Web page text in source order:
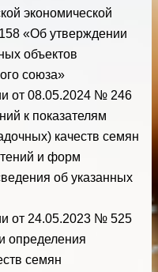
экономической
«Об утверждении
объектов
союза»
от 08.05.2024 № 246
к показателям
качеств семян
и форм
об указанных
от 24.05.2023 № 525
определения
семян